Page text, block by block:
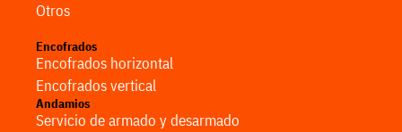
Otros
Encofrados
Encofrados horizontal
Encofrados vertical
Andamios
Servicio de armado y desarmado